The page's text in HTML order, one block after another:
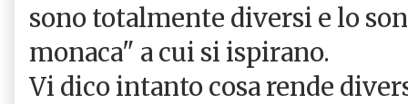
sono totalmente diversi e lo
monaca" a cui si ispirano.
Vi dico intanto cosa rende